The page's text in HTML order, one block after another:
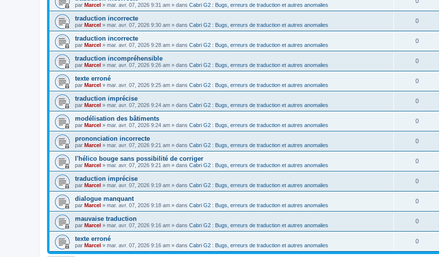
s
s
s
n
s
s
o
n
s
s
par Marcel » mar. avr. 07, 2026 9:31 am » dans Cabri G2 : Bugs, erreurs de traduction et autres anomalies
é
o
n
s
s
traduction incorrecte
par Marcel » mar. avr. 07, 2026 9:30 am » dans Cabri G2 : Bugs, erreurs de traduction et autres anomalies
0R
é
o
n
s
s
traduction incorrecte
par Marcel » mar. avr. 07, 2026 9:28 am » dans Cabri G2 : Bugs, erreurs de traduction et autres anomalies
0R
é
o
n
s
s
traduction incompréhensible
par Marcel » mar. avr. 07, 2026 9:26 am » dans Cabri G2 : Bugs, erreurs de traduction et autres anomalies
0R
é
o
n
s
s
texte erroné
par Marcel » mar. avr. 07, 2026 9:25 am » dans Cabri G2 : Bugs, erreurs de traduction et autres anomalies
0R
é
o
n
s
s
traduction imprécise
par Marcel » mar. avr. 07, 2026 9:24 am » dans Cabri G2 : Bugs, erreurs de traduction et autres anomalies
0R
é
o
n
s
s
modélisation des bâtiments
par Marcel » mar. avr. 07, 2026 9:24 am » dans Cabri G2 : Bugs, erreurs de traduction et autres anomalies
0R
é
o
n
s
s
prononciation incorrecte
par Marcel » mar. avr. 07, 2026 9:21 am » dans Cabri G2 : Bugs, erreurs de traduction et autres anomalies
0R
é
o
n
s
s
l'hélico bouge sans possibilité de corriger
par Marcel » mar. avr. 07, 2026 9:21 am » dans Cabri G2 : Bugs, erreurs de traduction et autres anomalies
0R
é
o
n
s
s
traduction imprécise
par Marcel » mar. avr. 07, 2026 9:19 am » dans Cabri G2 : Bugs, erreurs de traduction et autres anomalies
0R
é
o
n
s
dialogue manquant
par Marcel » mar. avr. 07, 2026 9:18 am » dans Cabri G2 : Bugs, erreurs de traduction et autres anomalies
0R
é
o
n
mauvaise traduction
par Marcel » mar. avr. 07, 2026 9:16 am » dans Cabri G2 : Bugs, erreurs de traduction et autres anomalies
0R
é
texte erroné
par Marcel » mar. avr. 07, 2026 9:16 am » dans Cabri G2 : Bugs, erreurs de traduction et autres anomalies
0R
é